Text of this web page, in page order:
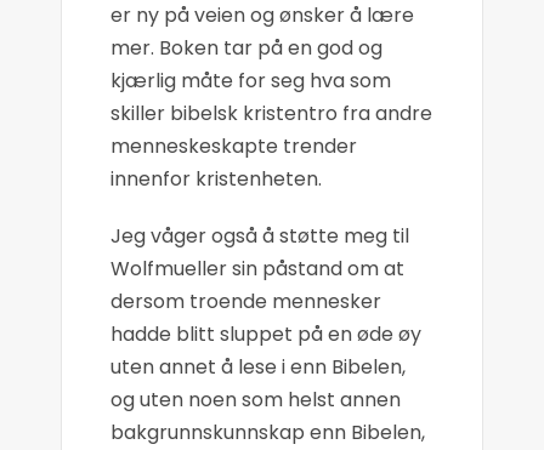
er ny på veien og ønsker å lære
mer. Boken tar på en god og
kjærlig måte for seg hva som
skiller bibelsk kristentro fra andre
menneskeskapte trender
innenfor kristenheten.
Jeg våger også å støtte meg til
Wolfmueller sin påstand om at
dersom troende mennesker
hadde blitt sluppet på en øde øy
uten annet å lese i enn Bibelen,
og uten noen som helst annen
bakgrunnskunnskap enn Bibelen,